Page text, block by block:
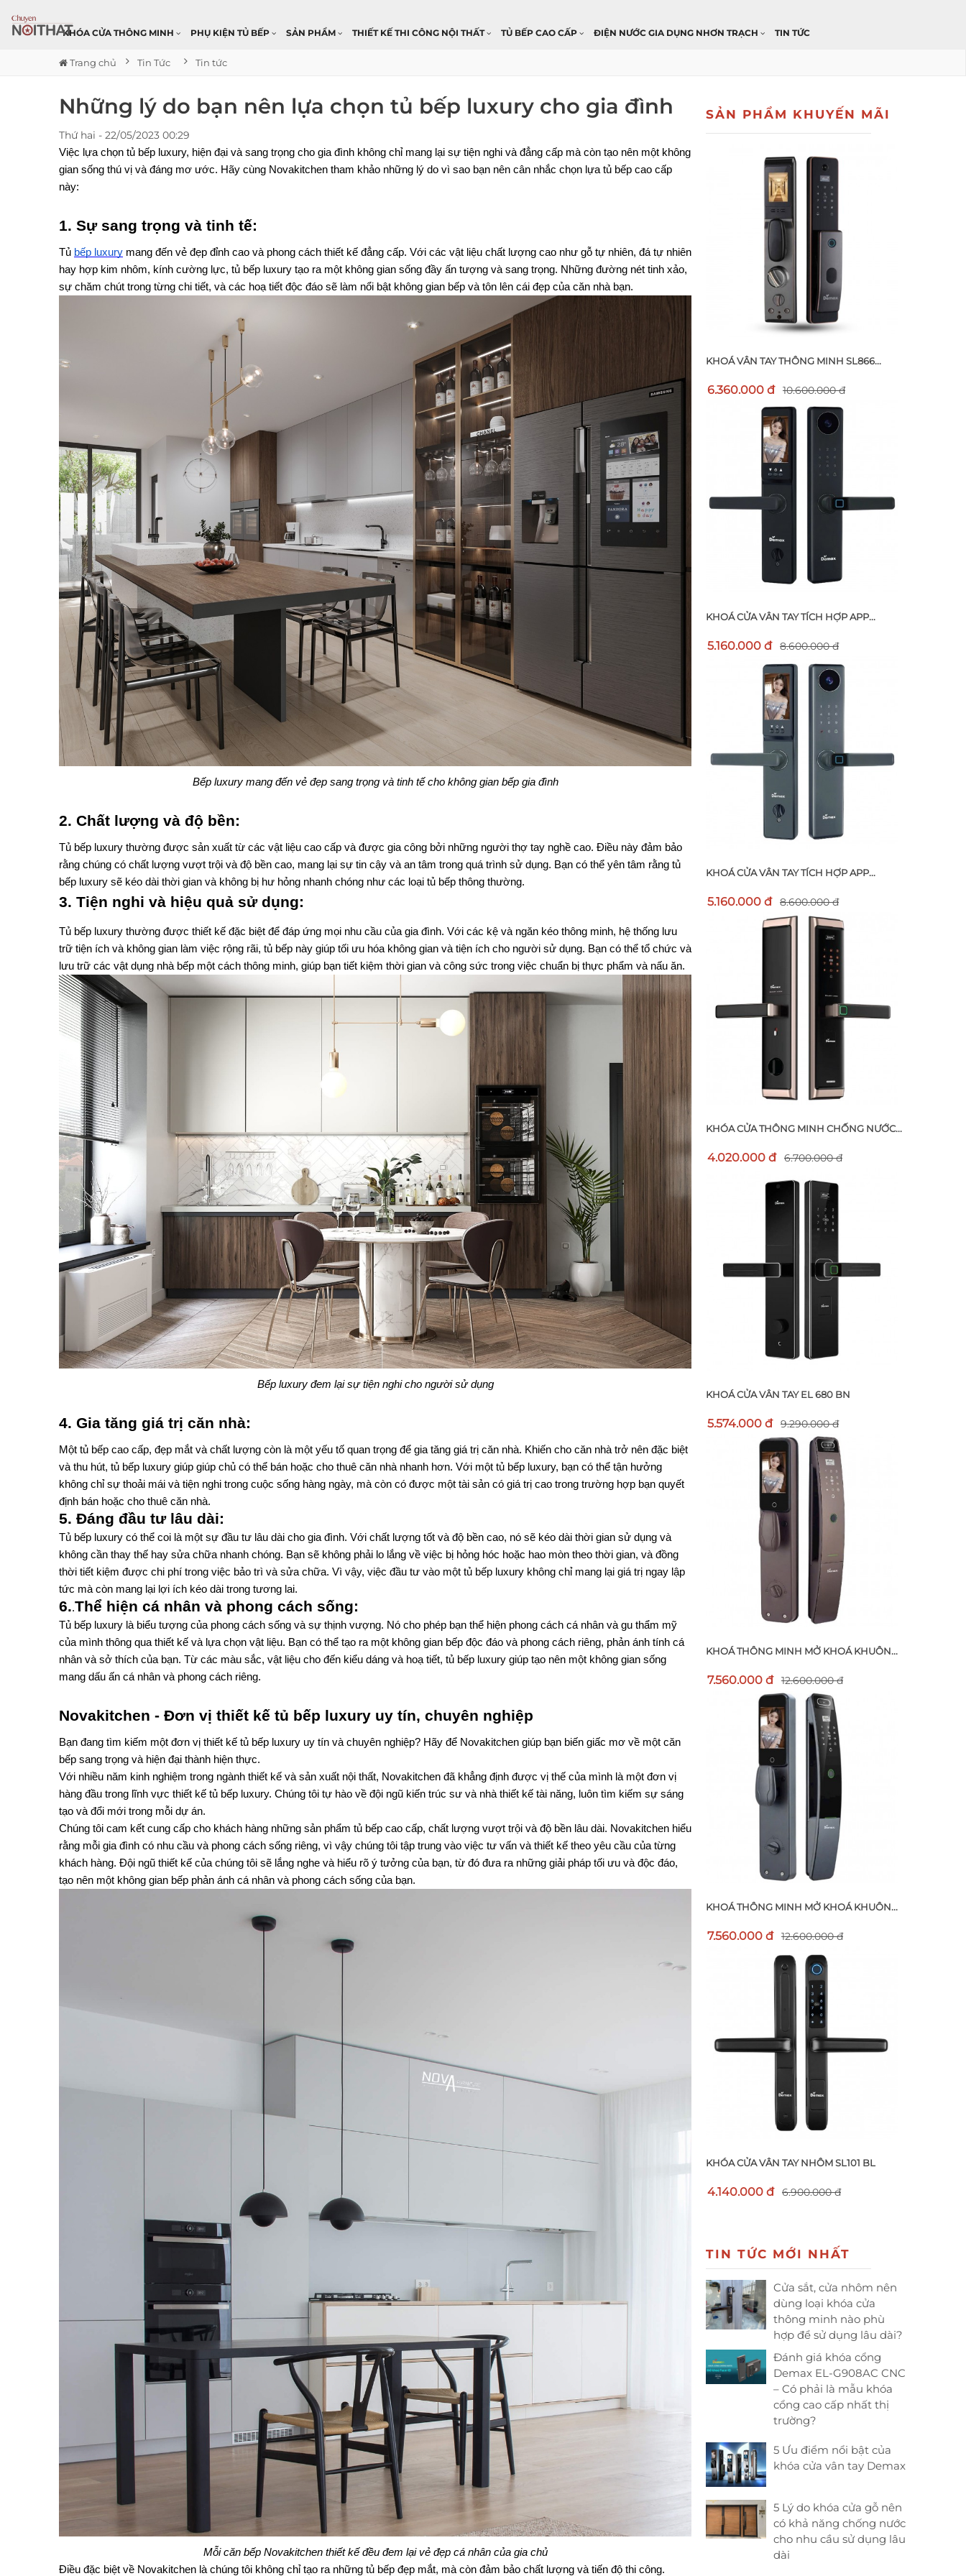
KHÓA CỬA THÔNG MINH PHỤ KIỆN TỦ BẾP SẢN PHẨM THIẾT KẾ THI CÔNG NỘI THẤT TỦ BẾP CAO CẤP ĐIỆN NƯỚC GIA DỤNG NHƠN TRẠCH TIN TỨC
Trang chủ Tin Tức Tin tức
Những lý do bạn nên lựa chọn tủ bếp luxury cho gia đình
Thứ hai - 22/05/2023 00:29
Việc lựa chọn tủ bếp luxury, hiện đại và sang trọng cho gia đình không chỉ mang lại sự tiện nghi và đẳng cấp mà còn tạo nên một không
gian sống thú vị và đáng mơ ước. Hãy cùng Novakitchen tham khảo những lý do vì sao bạn nên cân nhắc chọn lựa tủ bếp cao cấp
này:
1. Sự sang trọng và tinh tế:
Tủ bếp luxury mang đến vẻ đẹp đỉnh cao và phong cách thiết kế đẳng cấp. Với các vật liệu chất lượng cao như gỗ tự nhiên, đá tự nhiên
hay hợp kim nhôm, kính cường lực, tủ bếp luxury tạo ra một không gian sống đầy ấn tượng và sang trọng. Những đường nét tinh xảo,
sự chăm chút trong từng chi tiết, và các hoạ tiết độc đáo sẽ làm nổi bật không gian bếp và tôn lên cái đẹp của căn nhà bạn.
Bếp luxury mang đến vẻ đẹp sang trọng và tinh tế cho không gian bếp gia đình
2. Chất lượng và độ bền:
Tủ bếp luxury thường được sản xuất từ các vật liệu cao cấp và được gia công bởi những người thợ tay nghề cao. Điều này đảm bảo
rằng chúng có chất lượng vượt trội và độ bền cao, mang lại sự tin cậy và an tâm trong quá trình sử dụng. Bạn có thể yên tâm rằng tủ
bếp luxury sẽ kéo dài thời gian và không bị hư hỏng nhanh chóng như các loại tủ bếp thông thường.
3. Tiện nghi và hiệu quả sử dụng:
Tủ bếp luxury thường được thiết kế đặc biệt để đáp ứng mọi nhu cầu của gia đình. Với các kệ và ngăn kéo thông minh, hệ thống lưu
trữ tiện ích và không gian làm việc rộng rãi, tủ bếp này giúp tối ưu hóa không gian và tiện ích cho người sử dụng. Bạn có thể tổ chức và
lưu trữ các vật dụng nhà bếp một cách thông minh, giúp bạn tiết kiệm thời gian và công sức trong việc chuẩn bị thực phẩm và nấu ăn.
Bếp luxury đem lại sự tiện nghi cho người sử dụng
4. Gia tăng giá trị căn nhà:
Một tủ bếp cao cấp, đẹp mắt và chất lượng còn là một yếu tố quan trọng để gia tăng giá trị căn nhà. Khiến cho căn nhà trở nên đặc biệt
và thu hút, tủ bếp luxury giúp giúp chủ có thể bán hoặc cho thuê căn nhà nhanh hơn. Với một tủ bếp luxury, bạn có thể tận hưởng
không chỉ sự thoải mái và tiện nghi trong cuộc sống hàng ngày, mà còn có được một tài sản có giá trị cao trong trường hợp bạn quyết
định bán hoặc cho thuê căn nhà.
5. Đáng đầu tư lâu dài:
Tủ bếp luxury có thể coi là một sự đầu tư lâu dài cho gia đình. Với chất lượng tốt và độ bền cao, nó sẽ kéo dài thời gian sử dụng và
không cần thay thế hay sửa chữa nhanh chóng. Bạn sẽ không phải lo lắng về việc bị hỏng hóc hoặc hao mòn theo thời gian, và đồng
thời tiết kiệm được chi phí trong việc bảo trì và sửa chữa. Vì vậy, việc đầu tư vào một tủ bếp luxury không chỉ mang lại giá trị ngay lập
tức mà còn mang lại lợi ích kéo dài trong tương lai.
6..Thể hiện cá nhân và phong cách sống:
Tủ bếp luxury là biểu tượng của phong cách sống và sự thịnh vượng. Nó cho phép bạn thể hiện phong cách cá nhân và gu thẩm mỹ
của mình thông qua thiết kế và lựa chọn vật liệu. Bạn có thể tạo ra một không gian bếp độc đáo và phong cách riêng, phản ánh tính cá
nhân và sở thích của bạn. Từ các màu sắc, vật liệu cho đến kiểu dáng và hoạ tiết, tủ bếp luxury giúp tạo nên một không gian sống
mang dấu ấn cá nhân và phong cách riêng.
Novakitchen - Đơn vị thiết kế tủ bếp luxury uy tín, chuyên nghiệp
Bạn đang tìm kiếm một đơn vị thiết kế tủ bếp luxury uy tín và chuyên nghiệp? Hãy để Novakitchen giúp bạn biến giấc mơ về một căn
bếp sang trọng và hiện đại thành hiện thực.
Với nhiều năm kinh nghiệm trong ngành thiết kế và sản xuất nội thất, Novakitchen đã khẳng định được vị thế của mình là một đơn vị
hàng đầu trong lĩnh vực thiết kế tủ bếp luxury. Chúng tôi tự hào về đội ngũ kiến trúc sư và nhà thiết kế tài năng, luôn tìm kiếm sự sáng
tạo và đổi mới trong mỗi dự án.
Chúng tôi cam kết cung cấp cho khách hàng những sản phẩm tủ bếp cao cấp, chất lượng vượt trội và độ bền lâu dài. Novakitchen hiểu
rằng mỗi gia đình có nhu cầu và phong cách sống riêng, vì vậy chúng tôi tập trung vào việc tư vấn và thiết kế theo yêu cầu của từng
khách hàng. Đội ngũ thiết kế của chúng tôi sẽ lắng nghe và hiểu rõ ý tưởng của bạn, từ đó đưa ra những giải pháp tối ưu và độc đáo,
tạo nên một không gian bếp phản ánh cá nhân và phong cách sống của bạn.
Mỗi căn bếp Novakitchen thiết kế đều đem lại vẻ đẹp cá nhân của gia chủ
Điều đặc biệt về Novakitchen là chúng tôi không chỉ tạo ra những tủ bếp đẹp mắt, mà còn đảm bảo chất lượng và tiến độ thi công.
SẢN PHẨM KHUYẾN MÃI
KHOÁ VÂN TAY THÔNG MINH SL866...
6.360.000 đ 10.600.000 đ
KHOÁ CỬA VÂN TAY TÍCH HỢP APP...
5.160.000 đ 8.600.000 đ
KHOÁ CỬA VÂN TAY TÍCH HỢP APP...
5.160.000 đ 8.600.000 đ
KHÓA CỬA THÔNG MINH CHỐNG NƯỚC...
4.020.000 đ 6.700.000 đ
KHOÁ CỬA VÂN TAY EL 680 BN
5.574.000 đ 9.290.000 đ
KHOÁ THÔNG MINH MỞ KHOÁ KHUÔN...
7.560.000 đ 12.600.000 đ
KHOÁ THÔNG MINH MỞ KHOÁ KHUÔN...
7.560.000 đ 12.600.000 đ
KHÓA CỬA VÂN TAY NHÔM SL101 BL
4.140.000 đ 6.900.000 đ
TIN TỨC MỚI NHẤT
Cửa sắt, cửa nhôm nên
dùng loại khóa cửa
thông minh nào phù
hợp để sử dụng lâu dài?
Đánh giá khóa cổng
Demax EL-G908AC CNC
– Có phải là mẫu khóa
cổng cao cấp nhất thị
trường?
5 Ưu điểm nổi bật của
khóa cửa vân tay Demax
5 Lý do khóa cửa gỗ nên
có khả năng chống nước
cho nhu cầu sử dụng lâu
dài